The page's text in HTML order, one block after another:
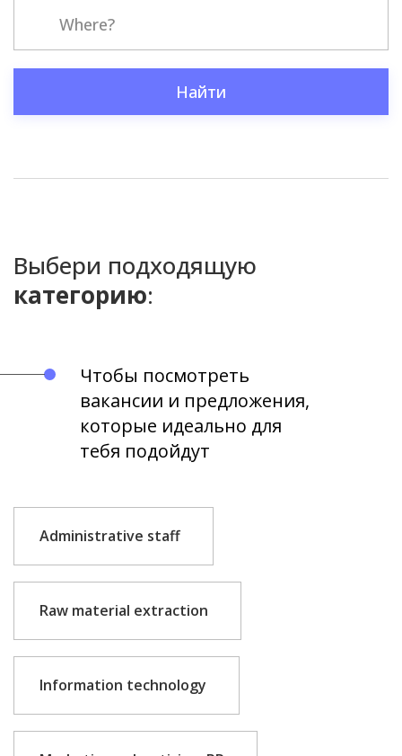
Найти
Выбери подходящую
категорию:
Чтобы посмотреть
вакансии и предложения,
которые идеально для
тебя подойдут
Administrative staff
Raw material extraction
Information technology